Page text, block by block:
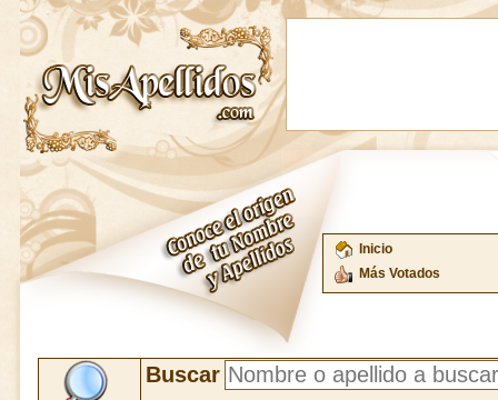
Inicio
Más Votados
Buscar